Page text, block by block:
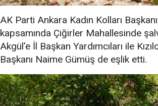
AK Parti Ankara Kadın Kolları
kapsamında Çiğirler Mahallesinde
Akgül’e İl Başkan Yardımcıları ile
Başkanı Naime Gümüş de eşlik etti.